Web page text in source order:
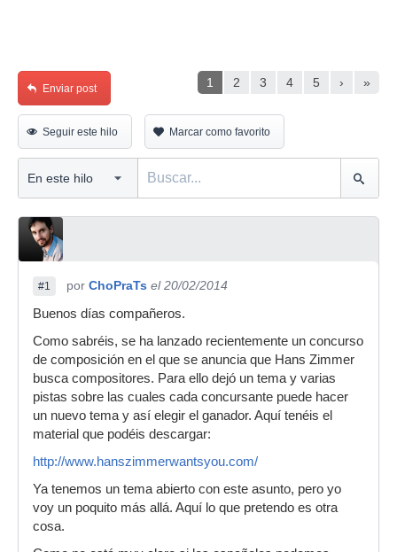
1 2 3 4 5 › »
Enviar post
Seguir este hilo Marcar como favorito
#1 por ChoPraTs el 20/02/2014
Buenos días compañeros.
Como sabréis, se ha lanzado recientemente un concurso
de composición en el que se anuncia que Hans Zimmer
busca compositores. Para ello dejó un tema y varias
pistas sobre las cuales cada concursante puede hacer
un nuevo tema y así elegir el ganador. Aquí tenéis el
material que podéis descargar:
http://www.hanszimmerwantsyou.com/
Ya tenemos un tema abierto con este asunto, pero yo
voy un poquito más allá. Aquí lo que pretendo es otra
cosa.